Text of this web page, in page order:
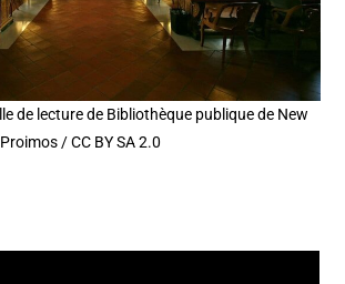
de lecture de Bibliothèque publique de New
/ CC BY SA 2.0